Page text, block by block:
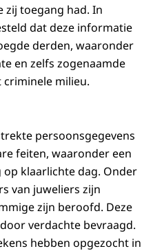
zij toegang had. In
dat deze informatie
derden, waaronder
en zelfs zogenaamde
criminele milieu.
persoonsgegevens
feiten, waaronder een
klaarlichte dag. Onder
van juweliers zijn
zijn beroofd. Deze
verdachte bevraagd.
hebben opgezocht in